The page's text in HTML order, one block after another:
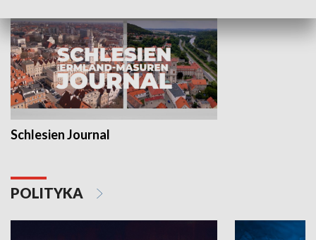
Schlesien Journal
POLITYKA